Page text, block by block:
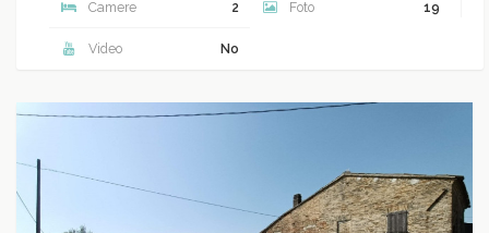
Camere 2 Foto 19
Video No